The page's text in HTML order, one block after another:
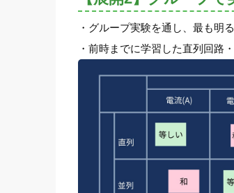
・グループ実験を通し、最も明
・前時までに学習した直列回路